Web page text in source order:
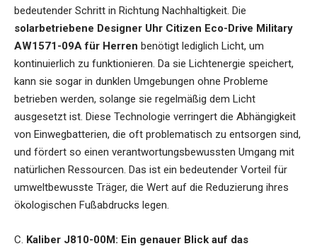
bedeutender Schritt in Richtung Nachhaltigkeit. Die
solarbetriebene Designer Uhr Citizen Eco-Drive Military
AW1571-09A für Herren benötigt lediglich Licht, um
kontinuierlich zu funktionieren. Da sie Lichtenergie speichert,
kann sie sogar in dunklen Umgebungen ohne Probleme
betrieben werden, solange sie regelmäßig dem Licht
ausgesetzt ist. Diese Technologie verringert die Abhängigkeit
von Einwegbatterien, die oft problematisch zu entsorgen sind,
und fördert so einen verantwortungsbewussten Umgang mit
natürlichen Ressourcen. Das ist ein bedeutender Vorteil für
umweltbewusste Träger, die Wert auf die Reduzierung ihres
ökologischen Fußabdrucks legen.
C. Kaliber J810-00M: Ein genauer Blick auf das